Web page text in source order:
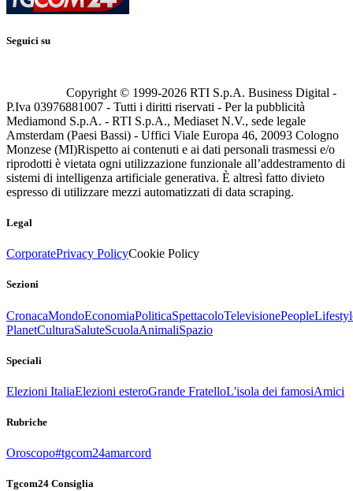
Seguici su
Copyright © 1999-2026 RTI S.p.A. Business Digital -
P.Iva 03976881007 - Tutti i diritti riservati - Per la pubblicità
Mediamond S.p.A. - RTI S.p.A., Mediaset N.V., sede legale
Amsterdam (Paesi Bassi) - Uffici Viale Europa 46, 20093 Cologno
Monzese (MI)Rispetto ai contenuti e ai dati personali trasmessi e/o
riprodotti è vietata ogni utilizzazione funzionale all’addestramento di
sistemi di intelligenza artificiale generativa. È altresì fatto divieto
espresso di utilizzare mezzi automatizzati di data scraping.
Legal
CorporatePrivacy PolicyCookie Policy
Sezioni
CronacaMondoEconomiaPoliticaSpettacoloTelevisionePeople
PlanetCulturaSaluteScuolaAnimaliSpazio
Speciali
Elezioni ItaliaElezioni esteroGrande FratelloL'isola dei famosiAmici
Rubriche
Oroscopo#tgcom24amarcord
Tgcom24 Consiglia